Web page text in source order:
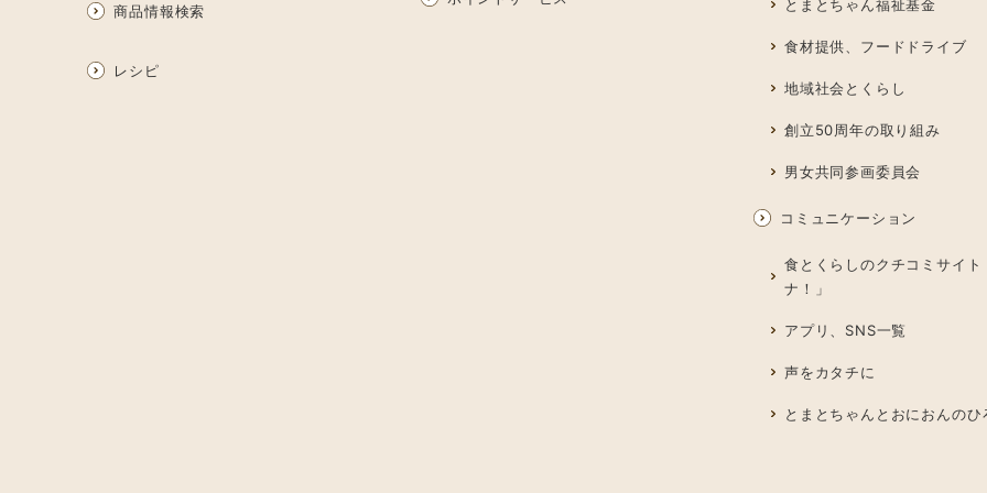
商品情報検索
レシピ
とまとちゃん福祉基金
食材提供、フードドライブ
地域社会とくらし
創立50周年の取り組み
男女共同参画委員会
コミュニケーション
食とくらしのクチコミサイト
ナ！」
アプリ、SNS一覧
声をカタチに
とまとちゃんとおにおんのひ